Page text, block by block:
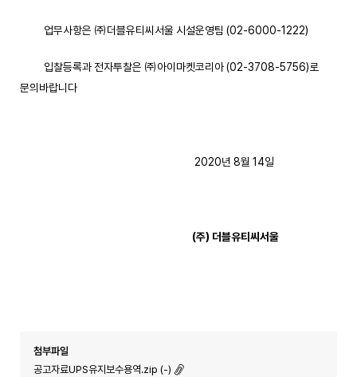
업무사항은 ㈜더블유티씨서울 시설운영팀 (02-6000-1222)
입찰등록과 전자투찰은 ㈜아이마켓코리아 (02-3708-5756)로
문의바랍니다
2020년 8월 14일
(주) 더블유티씨서울
첨부파일
공고자료UPS유지보수용역.zip (-)